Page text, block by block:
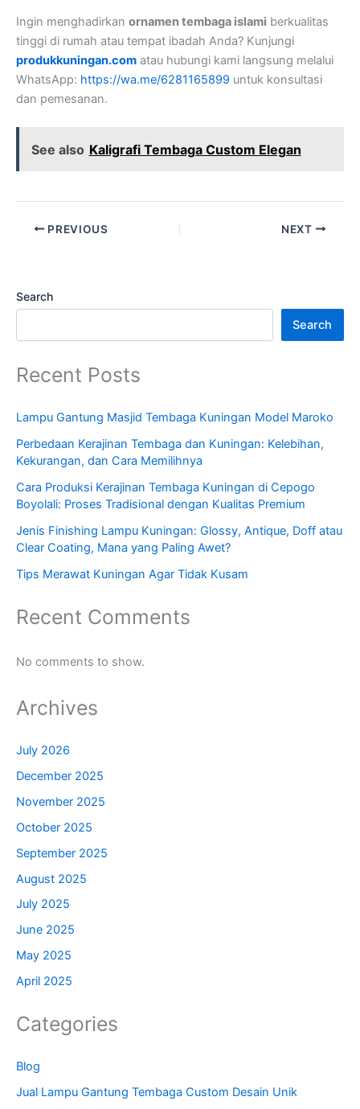
Ingin menghadirkan ornamen tembaga islami berkualitas
tinggi di rumah atau tempat ibadah Anda? Kunjungi
produkkuningan.com atau hubungi kami langsung melalui
WhatsApp: https://wa.me/6281165899 untuk konsultasi
dan pemesanan.
See also Kaligrafi Tembaga Custom Elegan
PREVIOUS NEXT
Search
Search
Recent Posts
Lampu Gantung Masjid Tembaga Kuningan Model Maroko
Perbedaan Kerajinan Tembaga dan Kuningan: Kelebihan,
Kekurangan, dan Cara Memilihnya
Cara Produksi Kerajinan Tembaga Kuningan di Cepogo
Boyolali: Proses Tradisional dengan Kualitas Premium
Jenis Finishing Lampu Kuningan: Glossy, Antique, Doff atau
Clear Coating, Mana yang Paling Awet?
Tips Merawat Kuningan Agar Tidak Kusam
Recent Comments
No comments to show.
Archives
July 2026
December 2025
November 2025
October 2025
September 2025
August 2025
July 2025
June 2025
May 2025
April 2025
Categories
Blog
Jual Lampu Gantung Tembaga Custom Desain Unik